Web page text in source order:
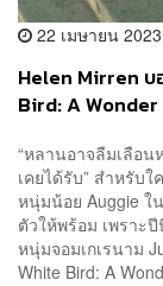
22 เมษายน 2023
Helen Mirren บ
Bird: A
“หลานอาจลืมเลือ
เคยได้รับ” สำหรับ
หนุ่มน้อย Auggie ใ
ตัวให้พร้อม เพราะ
หนุ่มจอมเกเรนาม
White Bird: A